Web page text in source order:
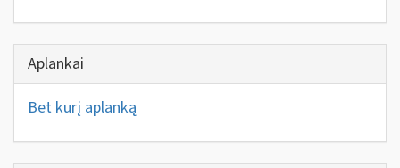
Aplankai
Bet kurį aplanką